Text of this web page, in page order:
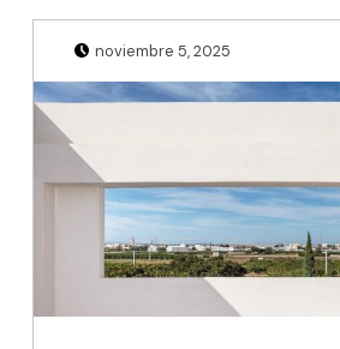
Posted on:
noviembre 5, 2025